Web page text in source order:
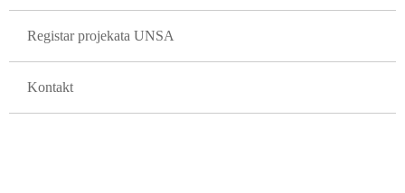
Registar projekata UNSA
Kontakt